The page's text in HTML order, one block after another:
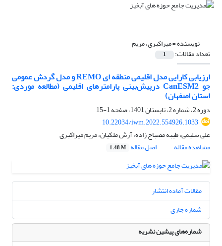
نویسنده =میراکبری، مریم
تعداد مقالات: 1
ارزیابی کارایی مدل اقلیمی منطقه ای REMO و مدل گردش عمومی
جو CanESM2 درپیش‌بینی پارامترهای اقلیمی (مطالعه موردی:
استان اصفهان)
دوره 2، شماره 2، تابستان 1401، صفحه
1-15
10.22034/iwm.2022.554926.1033
علی سلیمی، طیبه مصباح زاده، آرش ملکیان، مریم میراکبری
مشاهده مقاله
اصل مقاله 1.48 M
مقالات آماده انتشار
شماره جاری
شماره‌های پیشین نشریه